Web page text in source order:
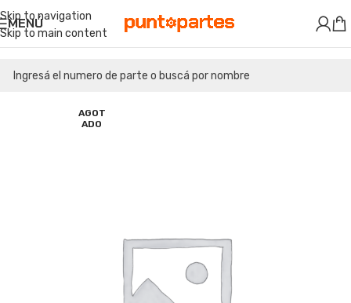
Skip to navigation
Skip to main content
MENÚ
AGOT
ADO